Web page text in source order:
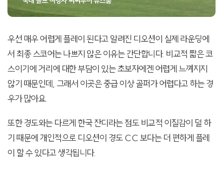
우선 매우 어렵게 플레이 된다고 알려진 디오션이 실제 라운딩에
서 최종 스코어는 나쁘지 않은 이유는 간단합니다. 비교적 짧은 코
스이기에 거리에 대한 부담이 있는 초보자에겐 어렵게 느껴지지
않기 때문인데, 그래서 이곳은 중급 이상 골퍼가 어렵다고 하는 경
우가 많아요.
또한 경도와는 다르게 한국 잔디라는 점도 비교적 이질감이 덜 하
기 때문에 개인적으로 디오션이 경도 CC 보다는 더 편하게 플레
이 할 수 있다고 생각됩니다.